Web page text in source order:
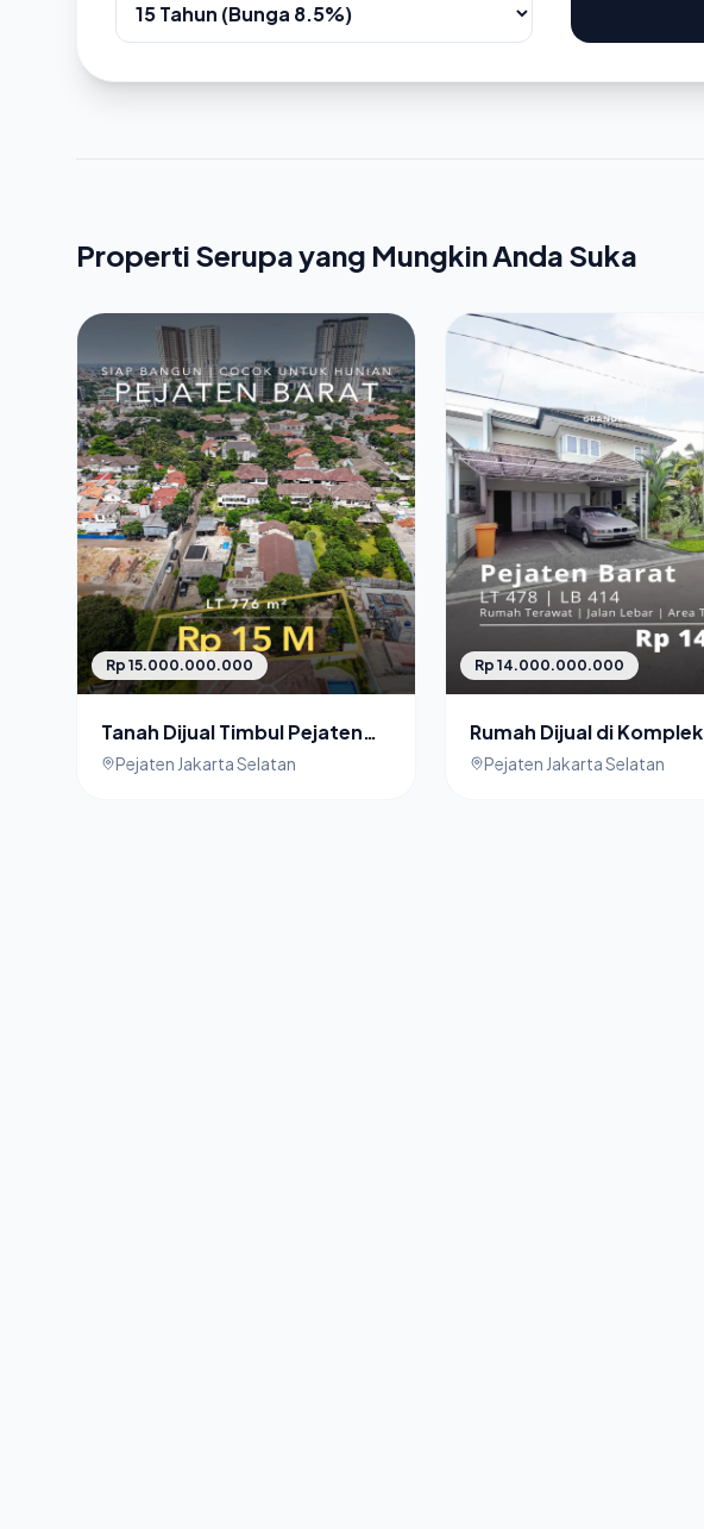
Properti Serupa yang Mungkin Anda Suka
Rp 15.000.000.000
Tanah Dijual Timbul Pejaten
Barat
Pejaten Jakarta Selatan
Rp 14.000.000.000
Rumah Dijual di Komplek
Pejaten Barat
Pejaten Jakarta Selatan